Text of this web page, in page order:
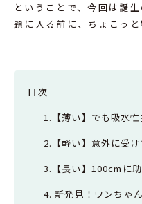
ということで、今回は誕
題に入る前に、ちょこっ
目次
1.【薄い】でも吸水
2.【軽い】意外に受
3.【長い】100cmに
4. 新発見！ワンちゃ